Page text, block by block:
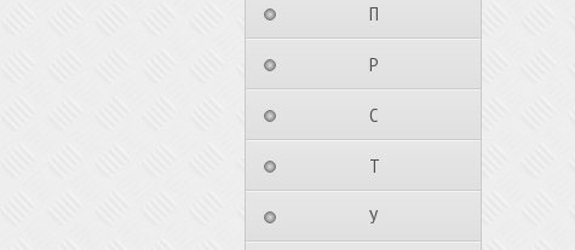
⠀⠀⠀⠀⠀⠀П⠀⠀⠀⠀⠀⠀⠀
⠀⠀⠀⠀⠀⠀Р⠀⠀⠀⠀⠀⠀⠀
⠀⠀⠀⠀⠀⠀С⠀⠀⠀⠀⠀⠀⠀
⠀⠀⠀⠀⠀⠀Т⠀⠀⠀⠀⠀⠀⠀
⠀⠀⠀⠀⠀⠀У⠀⠀⠀⠀⠀⠀⠀